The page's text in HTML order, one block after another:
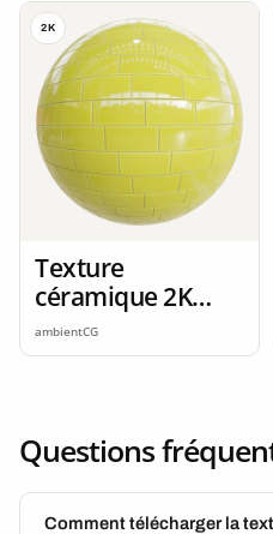
2K
Texture
céramique 2K
seamless
ambientCG
Questions
Comment télécharger la